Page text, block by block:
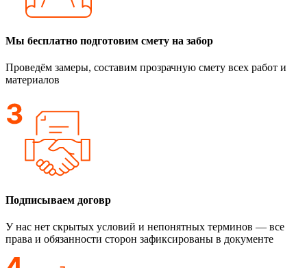
Мы бесплатно подготовим смету на забор
Проведём замеры, составим прозрачную смету всех работ и
материалов
Подписываем договр
У нас нет скрытых условий и непонятных терминов — все
права и обязанности сторон зафиксированы в документе